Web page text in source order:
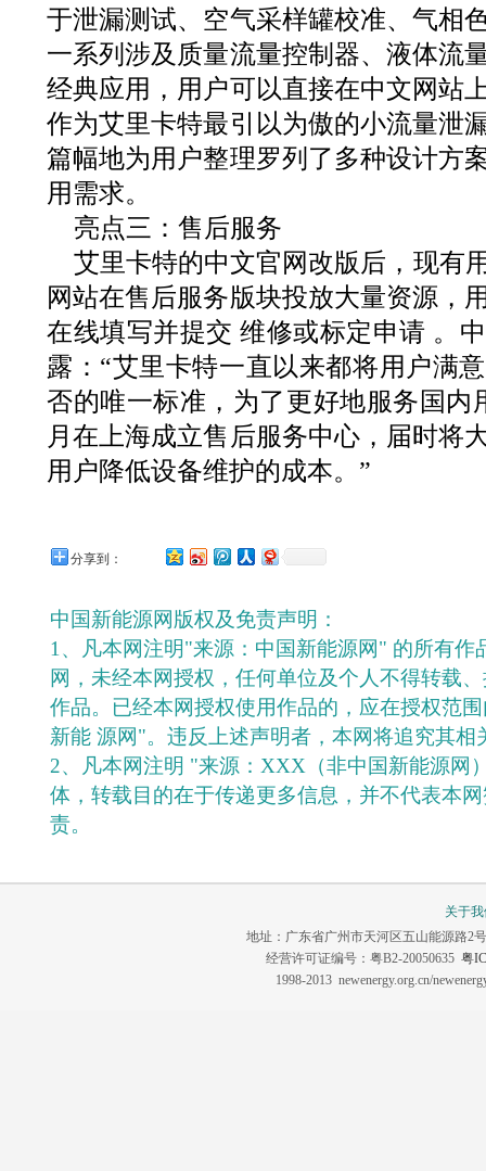
于泄漏测试、空气采样罐校准、气相
一系列涉及质量流量控制器、液体流
经典应用，用户可以直接在中文网站
作为艾里卡特最引以为傲的小流量泄
篇幅地为用户整理罗列了多种设计方
用需求。
亮点三：售后服务
艾里卡特的中文官网改版后，现有
网站在售后服务版块投放大量资源，
在线填写并提交 维修或标定申请 。
露：“艾里卡特一直以来都将用户满
否的唯一标准，为了更好地服务国内
月在上海成立售后服务中心，届时将
用户降低设备维护的成本。”
分享到：
中国新能源网版权及免责声明：
1、凡本网注明"来源：中国新能源网" 的所有作
网，未经本网授权，任何单位及个人不得转载
作品。已经本网授权使用作品的，应在授权范
新能 源网"。违反上述声明者，本网将追究其相
2、凡本网注明 "来源：XXX（非中国新能源网
体，转载目的在于传递更多信息，并不代表本
责。
关于
地址：广东省广州市天河区五山能源路2
经营许可证编号：粤B2-20050635 粤
1998-2013 newenergy.org.cn/